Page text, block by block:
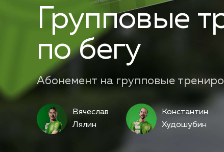
Групповые
по бегу
Абонемент на групповые
Вячеслав
Лялин
Константин
Худошубин